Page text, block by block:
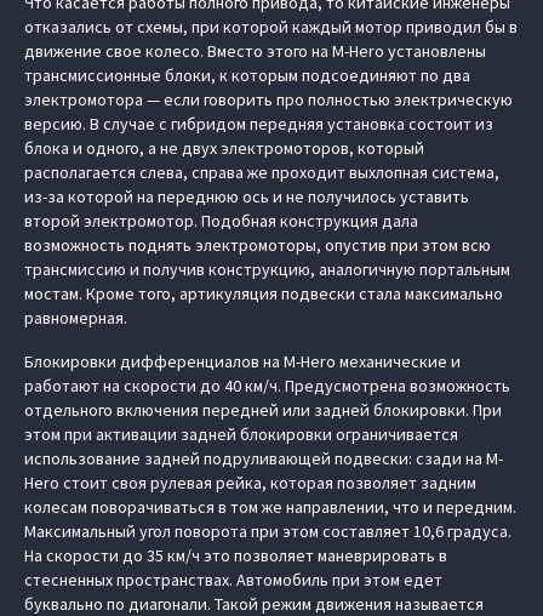
отказались от схемы, при которой каждый мотор приводил бы в
движение свое колесо. Вместо этого на M-Hero установлены
трансмиссионные блоки, к которым подсоединяют по два
электромотора — если говорить про полностью электрическую
версию. В случае с гибридом передняя установка состоит из
блока и одного, а не двух электромоторов, который
располагается слева, справа же проходит выхлопная система,
из-за которой на переднюю ось и не получилось уставить
второй электромотор. Подобная конструкция дала
возможность поднять электромоторы, опустив при этом всю
трансмиссию и получив конструкцию, аналогичную портальным
мостам. Кроме того, артикуляция подвески стала максимально
равномерная.
Блокировки дифференциалов на M-Hero механические и
работают на скорости до 40 км/ч. Предусмотрена возможность
отдельного включения передней или задней блокировки. При
этом при активации задней блокировки ограничивается
использование задней подруливающей подвески: сзади на M-
Hero стоит своя рулевая рейка, которая позволяет задним
колесам поворачиваться в том же направлении, что и передним.
Максимальный угол поворота при этом составляет 10,6 градуса.
На скорости до 35 км/ч это позволяет маневрировать в
стесненных пространствах. Автомобиль при этом едет
буквально по диагонали. Такой режим движения называется